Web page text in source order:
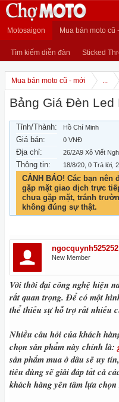
Motosaigon Mua bán moto cũ
Tìm kiếm diễn đàn Sticked
Mua bán moto cũ - mới ...
Bảng Giá Đèn Led
Tỉnh/Thành: Hồ Chí Minh
Giá bán: 0 VNĐ
Địa chỉ: 26/2A9 Xô Viết
Thông tin: 18/8/20 , 0 Trả lời,
CẢNH BÁO! Các bạn nên
gặp mặt giao dịch trực
chưa gặp mặt, tránh
không đúng sự thật.
ngocquynh525252
New Member
Với thời đại công nghệ hiện
rất quan trọng. Để có một
thể thiếu sự hỗ trợ rất nhiều
Nhiều câu hỏi của khách
chọn sản phẩm này chính là:
sản phẩm mua ở đâu sẽ uy
tiêu dùng sẽ giải đáp tất cả
khách hàng yên tâm lựa